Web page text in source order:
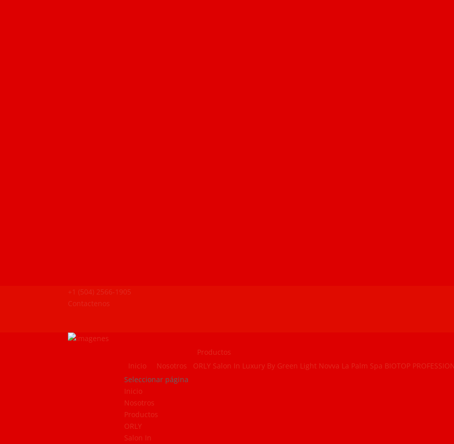
+1 (504) 2566-1905
Contactenos
Inicio Nosotros
Productos
ORLY Salon In Luxury By Green Light Novva La Palm Spa BIOTOP
Seleccionar página
Inicio
Nosotros
Productos
ORLY
Salon In